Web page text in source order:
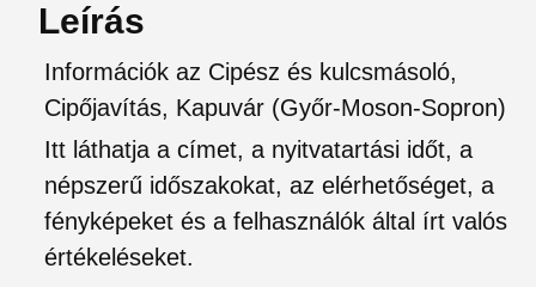
Leírás
Információk az Cipész és kulcsmásoló,
Cipőjavítás, Kapuvár (Győr-Moson-Sopron)
Itt láthatja a címet, a nyitvatartási időt, a
népszerű időszakokat, az elérhetőséget, a
fényképeket és a felhasználók által írt valós
értékeléseket.